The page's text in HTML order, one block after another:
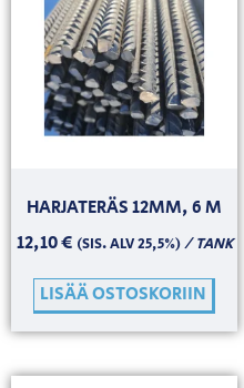
HARJATERÄS 12MM, 6 M
12,10€ (SIS. ALV 25,5%)/ TANK
LISÄÄ OSTOSKORIIN